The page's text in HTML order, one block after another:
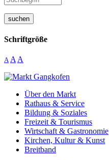
suchen
Schriftgröße
A A A
Über den Markt
Rathaus & Service
Bildung & Soziales
Freizeit & Tourismus
Wirtschaft & Gastronomie
Kirchen, Kultur & Kunst
Breitband